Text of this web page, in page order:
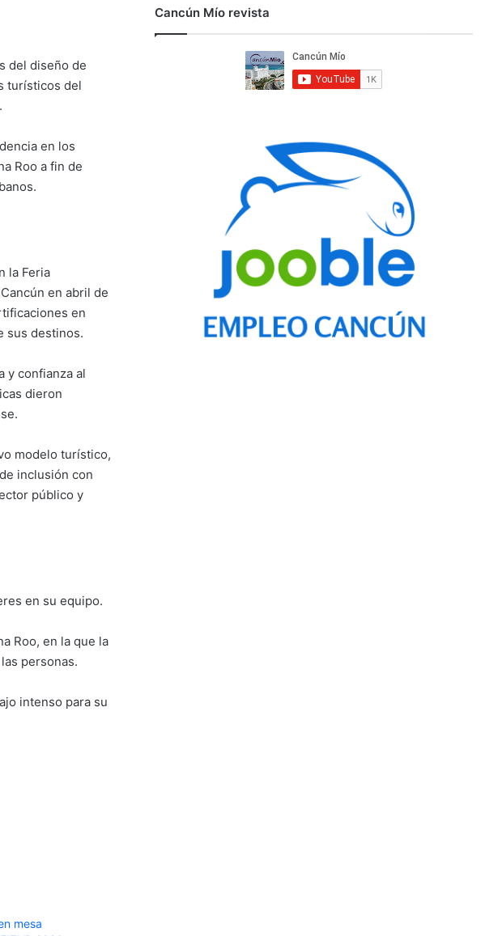
del diseño de
turísticos del
en los
Roo a fin de
la Feria
en abril de
en
sus destinos.
y confianza al
dieron
modelo turístico,
inclusión con
público y
en su equipo.
Roo, en la que la
personas.
intenso para su
mesa
Cancún Mío revista